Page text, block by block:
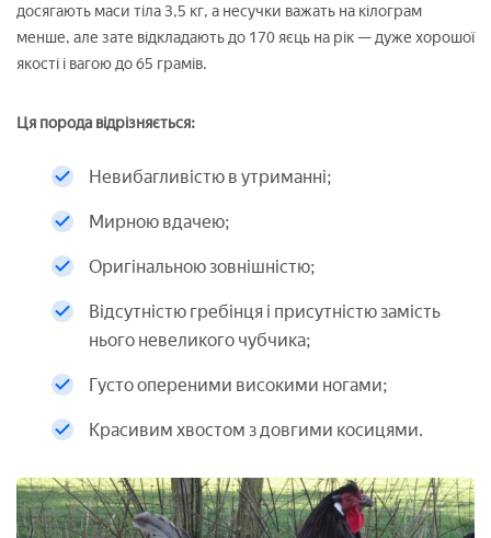
досягають маси тіла 3,5 кг, а несучки важать на кілограм
менше, але зате відкладають до 170 яєць на рік — дуже хорошої
якості і вагою до 65 грамів.
Ця порода відрізняється:
Невибагливістю в утриманні;
Мирною вдачею;
Оригінальною зовнішністю;
Відсутністю гребінця і присутністю замість
нього невеликого чубчика;
Густо опереними високими ногами;
Красивим хвостом з довгими косицями.